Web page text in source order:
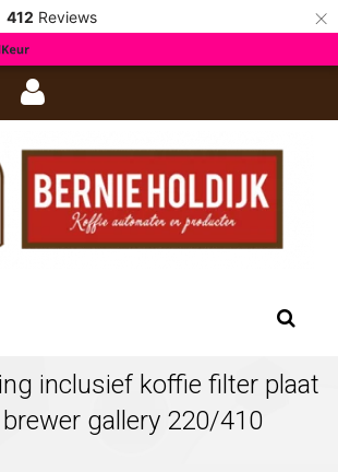
412 Reviews ×
inclusief koffie filter plaat
gallery 220/410